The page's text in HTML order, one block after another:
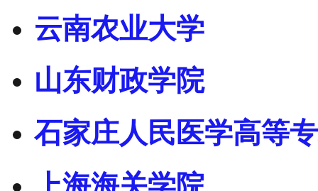
云南农业大学
山东财政学院
石家庄人民医学高等